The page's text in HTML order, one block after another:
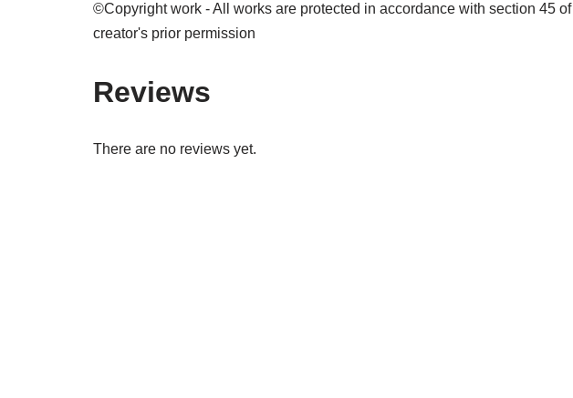
©Copyright work - All works are protected in accordance with section 45
creator's prior permission
Reviews
There are no reviews yet.